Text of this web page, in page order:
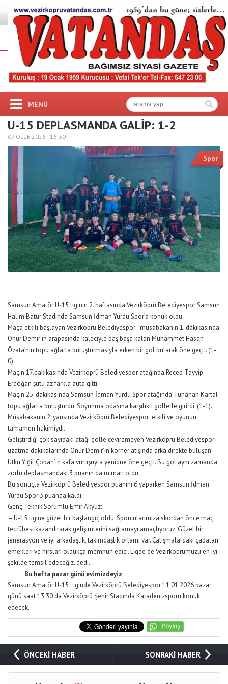
MENÜ
U-15 DEPLASMANDA GALİP: 1-2
07 Ocak 2026 - 16:30
Spor
Samsun Amatör U-15 liginin 2. haftasında Vezirköprü Belediyespor Samsun
Halim Batur Stadında Samsun İdman Yurdu Spor’a konuk oldu.
Maça etkili başlayan Vezirköprü Belediyespor müsabakanın 1. dakikasında
Onur Demir’in arapasında kaleciyle baş başa kalan Muhammet Hasan
Özata’nın topu ağlarla buluşturmasıyla erken bir gol bularak öne geçti. (1-
0)
Maçın 17.dakikasında Vezirköprü Belediyespor atağında Recep Tayyip
Erdoğan şutu az farkla auta gitti.
Maçın 25. dakikasında Samsun İdman Yurdu Spor atağında Tunahan Kartal
topu ağlarla buluşturdu. Soyunma odasına karşılıklı gollerle girildi. (1-1).
Müsabakanın 2. yarısında Vezirköprü Belediyespor etkili ve oyunun
tamamen hakimiydi.
Geliştirdiği çok sayıdaki atağı golle ceviremeyen Vezirköprü Belediyespor
uzatma dakikalarında Onur Demir’in korner atışında arka direkte buluşan
Utku Yiğit Çoban’ın kafa vuruşuyla yenidne öne geçti. Bu gol aynı zamanda
zorlu deplasmandaki 3 puanın da mimarı oldu.
Bu sonuçla Vezirköprü Belediyespor puanını 6 yaparken Samsun İdman
Yurdu Spor 3 puanda kaldı.
Genç Teknik Sorumlu Emir Akyüz:
– U-15 ligine güzel bir başlangıç oldu. Sporcularımıza skordan önce maç
tecrübesi kazandırarak gelişimlerini sağlamayı amaçlıyoruz. Güzel bir
jenerasyon ve iyi arkadaşlık, takımdaşlık ortamı var. Çalışmalardaki çabaları
emekleri ve hırsları oldukça memnun edici. Ligde de Vezirköprümüzü en iyi
şekilde temsil edeceğiz. dedi.
Bu hafta pazar günü evimizdeyiz
Samsun Amatör U-15 Liginde Vezirköprü Belediyespor 11.01.2026 pazar
günü saat 13.30 da Vezirköprü Şehir Stadında Karadenizsporu konuk
edecek.
ÖNCEKİ HABER SONRAKİ HABER